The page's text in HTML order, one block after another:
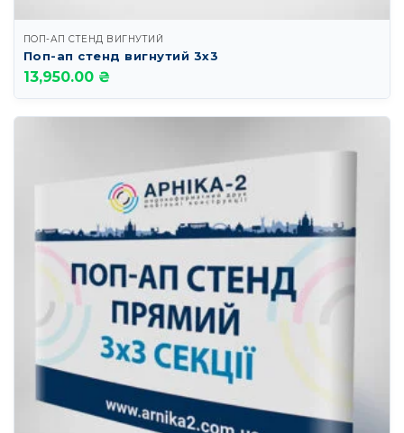
ПОП-АП СТЕНД ВИГНУТИЙ
Поп-ап стенд вигнутий 3х3
13,950.00 ₴